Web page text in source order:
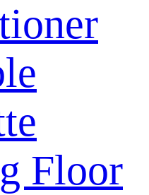
Floor